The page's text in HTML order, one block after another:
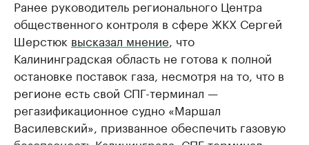
Ранее руководитель регионального Центра
общественного контроля в сфере ЖКХ Сергей
Шерстюк высказал мнение , что
Калининградская область не готова к полной
остановке поставок газа, несмотря на то, что в
регионе есть свой СПГ-терминал —
регазификационное судно «Маршал
Василевский», призванное обеспечить газовую